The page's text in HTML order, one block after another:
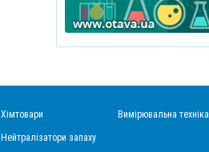
Хімтовари
Нейтралізатори запаху
Вимірювальна техніка